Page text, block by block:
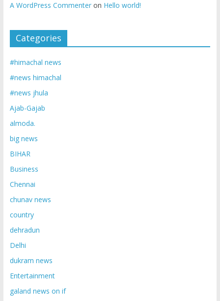
A WordPress Commenteron Hello world!
Categories
#himachal news
#news himachal
#news jhula
Ajab-Gajab
almoda.
big news
BIHAR
Business
Chennai
chunav news
country
dehradun
Delhi
dukram news
Entertainment
galand news on if